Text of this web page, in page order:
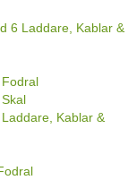
6 Laddare, Kablar &
Kablar &